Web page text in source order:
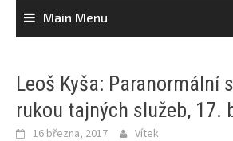
Main Menu
Leoš Kyša: Paranormální
rukou tajných služeb, 17.
16 března, 2017 Vítek